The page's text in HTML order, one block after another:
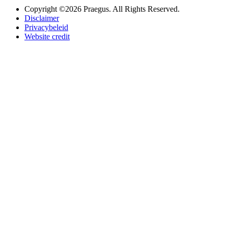
Copyright ©2026 Praegus. All Rights Reserved.
Disclaimer
Privacybeleid
Website credit